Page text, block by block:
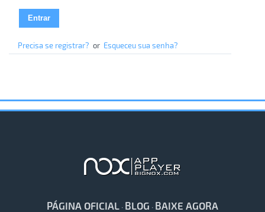
Precisa se registrar? or Esqueceu sua senha?
PÁGINA OFICIAL · BLOG · BAIXE AGORA